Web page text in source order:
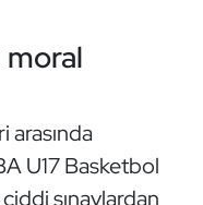
moral
arasında
U17 Basketbol
sınavlardan